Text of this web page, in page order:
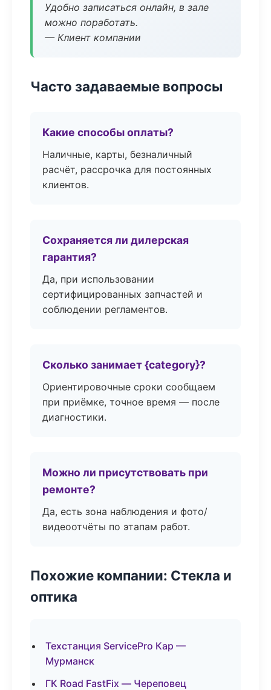
Удобно записаться онлайн, в зале
можно поработать.
— Клиент компании
Часто задаваемые вопросы
Какие способы оплаты?
Наличные, карты, безналичный
расчёт, рассрочка для постоянных
клиентов.
Сохраняется ли дилерская
гарантия?
Да, при использовании
сертифицированных запчастей и
соблюдении регламентов.
Сколько занимает {category}?
Ориентировочные сроки сообщаем
при приёмке, точное время — после
диагностики.
Можно ли присутствовать при
ремонте?
Да, есть зона наблюдения и фото/
видеоотчёты по этапам работ.
Похожие компании: Стекла и
оптика
Техстанция ServicePro Кар —
Мурманск
ГК Road FastFix — Череповец